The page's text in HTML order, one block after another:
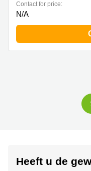
Contact for price:
N/A
Heeft u de